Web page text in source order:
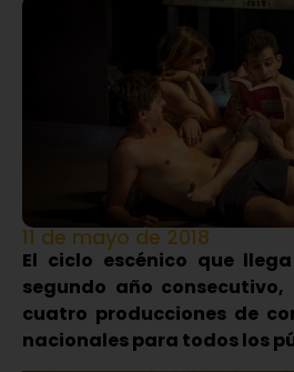
11 de mayo de 2018
El ciclo escénico que
segundo año
cuatro producciones de
nacionales para todos los